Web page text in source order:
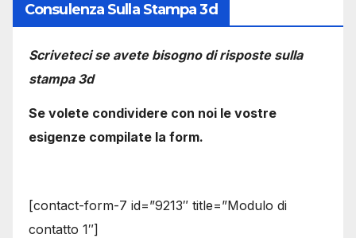
Consulenza Sulla Stampa 3d
Scriveteci se avete bisogno di risposte sulla
stampa 3d
Se volete condividere con noi le vostre
esigenze compilate la form.
[contact-form-7 id=”9213″ title=”Modulo di
contatto 1″]